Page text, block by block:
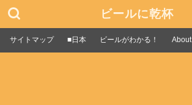
ビールに乾杯
サイトマップ ■日本 ビールがわかる！ About